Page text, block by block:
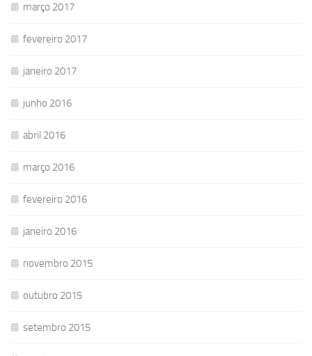
março 2017
fevereiro 2017
janeiro 2017
junho 2016
abril 2016
março 2016
fevereiro 2016
janeiro 2016
novembro 2015
outubro 2015
setembro 2015